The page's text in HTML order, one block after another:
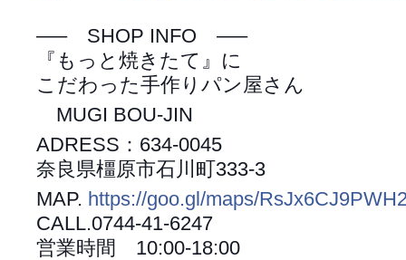
—– SHOP INFO —–
『もっと焼きたて』に
こだわった手作りパン屋さん
MUGI BOU-JIN
ADRESS：634-0045
奈良県橿原市石川町333-3
MAP. https://goo.gl/maps/
CALL.0744-41-6247
営業時間 10:00-18:00